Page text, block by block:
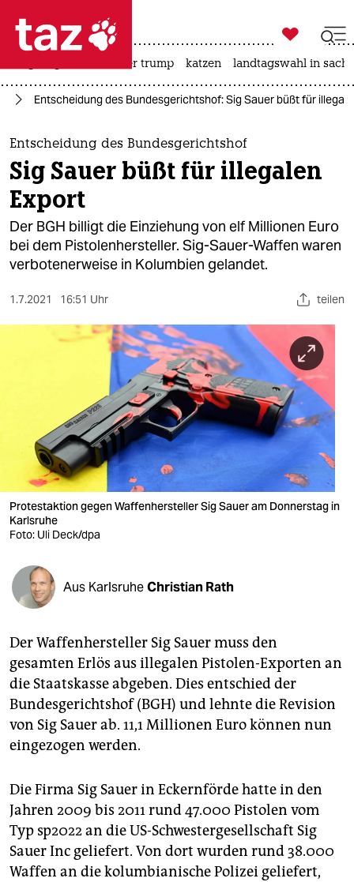
 taz zahl ich
taz zahl ich
themen
politik
öko
gesellschaft
sport
wahrheit
verlag
verlag
veranstaltungen
fragen & hilfe
abo
genossenschaft
epaper login

taz zahl ich
usa unter trump katzen landtagswahl in
Entscheidung des Bundesgerichtshof: Sig Sauer büßt für
Entscheidung des Bundesgerichtshof
Sig Sauer büßt für illegalen
Export
Der BGH billigt die Einziehung von elf Millionen Euro
bei dem Pistolenhersteller. Sig-Sauer-Waffen waren
verbotenerweise in Kolumbien gelandet.
1.7.2021 16:51 Uhr teilen
Protestaktion gegen Waffenhersteller Sig Sauer am Donnerstag in
Karlsruhe
Foto: Uli Deck/dpa
Aus KarlsruheChristian Rath
Der Waffenhersteller Sig Sauer muss den
gesamten Erlös aus illegalen Pistolen-Exporten an
die Staatskasse abgeben. Dies entschied der
Bundesgerichtshof (BGH) und lehnte die Revision
von Sig Sauer ab. 11,1 Millionen Euro können nun
eingezogen werden.
Die Firma Sig Sauer in Eckernförde hatte in den
Jahren 2009 bis 2011 rund 47.000 Pistolen vom
Typ sp2022 an die US-Schwestergesellschaft Sig
Sauer Inc geliefert. Von dort wurden rund 38.000
Waffen an die kolumbianische Polizei geliefert,